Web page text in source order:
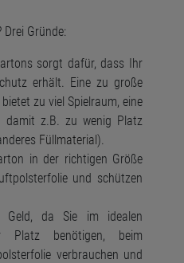
Gründe:
sorgt dafür, dass Ihr
erhält. Eine zu große
zu viel Spielraum, eine
damit z.B. zu wenig Platz
Füllmaterial).
in der richtigen Größe
und schützen
Geld, da Sie im idealen
Platz benötigen, beim
verbrauchen und